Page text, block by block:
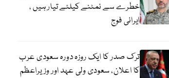
خطرے سے نمٹنے کیلئے تیار ہیں ،
ایرانی فوج
ترک صدر کا ایک روزہ دورہ سعودی عرب
کا اعلان، سعودی ولی عہد اور وزیراعظم